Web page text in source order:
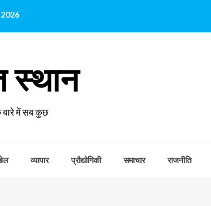
स्थान
बारे में सब कुछ
व्यापार प्रौद्योगिकी समाचार राजनीति